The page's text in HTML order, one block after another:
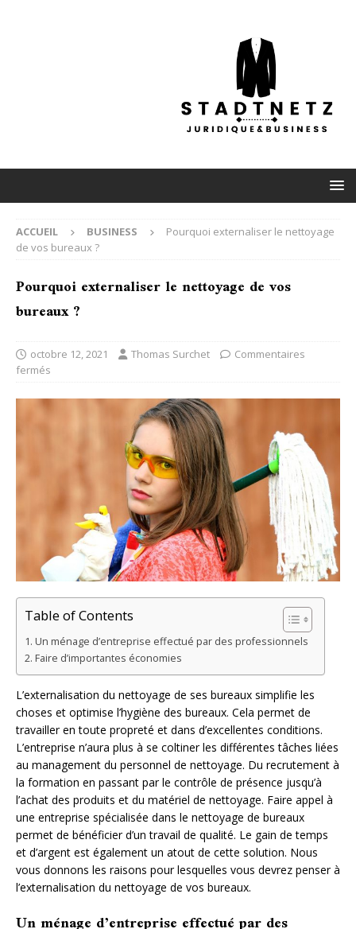
ACCUEIL BUSINESS
Pourquoi externaliser le nettoyage
de vos bureaux ?
Pourquoi externaliser le nettoyage de vos
bureaux ?
octobre 12, 2021 Thomas Surchet
Commentaires
fermés
Table of Contents
Un ménage d’entreprise effectué par des professionnels
Faire d’importantes économies
L’externalisation du nettoyage de ses bureaux simplifie les
choses et optimise l’hygiène des bureaux. Cela permet de
travailler en toute propreté et dans d’excellentes conditions.
L’entreprise n’aura plus à se coltiner les différentes tâches liées
au management du personnel de nettoyage. Du recrutement à
la formation en passant par le contrôle de présence jusqu’à
l’achat des produits et du matériel de nettoyage. Faire appel à
une entreprise spécialisée dans le nettoyage de bureaux
permet de bénéficier d’un travail de qualité. Le gain de temps
et d’argent est également un atout de cette solution. Nous
vous donnons les raisons pour lesquelles vous devrez penser à
l’externalisation du nettoyage de vos bureaux.